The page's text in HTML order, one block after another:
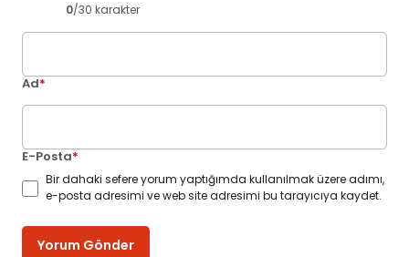
0/30 karakter
Ad*
E-Posta*
Bir dahaki sefere yorum yaptığımda kullanılmak üzere adımı,
e-posta adresimi ve web site adresimi bu tarayıcıya kaydet.
Yorum Gönder